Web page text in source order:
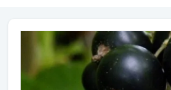
Декоративные растения
Цветы